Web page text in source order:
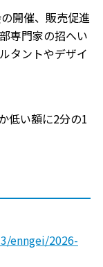
開催、販売促進
専門家の招へい
タントやデザイ
低い額に2分の1
enngei/2026-